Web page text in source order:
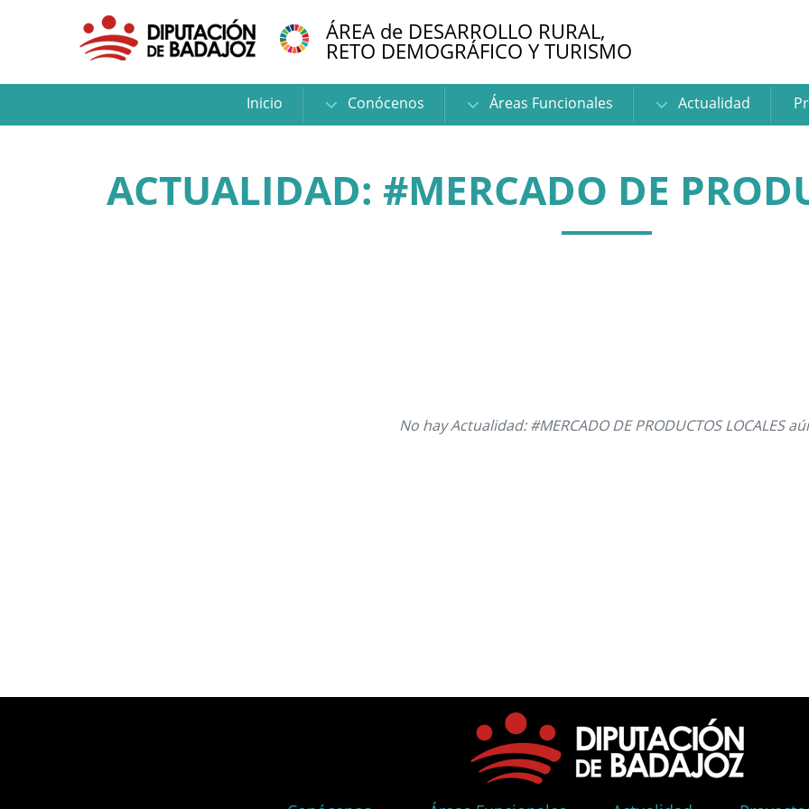
ÁREA de DESARROLLO RURAL,
RETO DEMOGRÁFICO Y TURISMO
Inicio Conócenos Áreas Funcionales Actualidad
ACTUALIDAD: #MERCADO DE
No hay Actualidad: #MERCADO DE PRODUCTOS LOCALES